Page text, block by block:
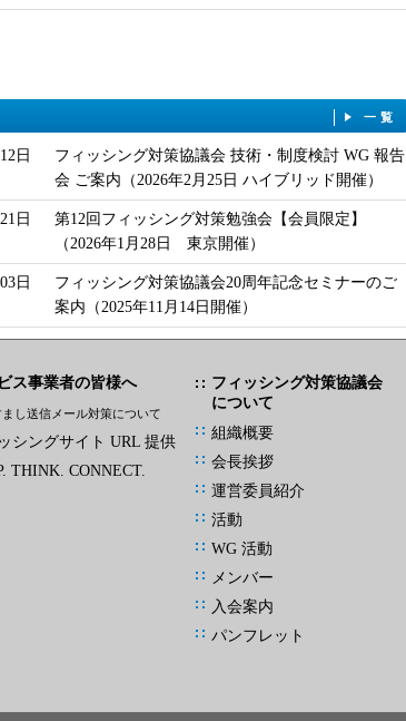
一覧
日
フィッシング対策協議会 技術・制度検討 WG 報告
会 ご案内（2026年2月25日 ハイブリッド開催）
日
第12回フィッシング対策勉強会【会員限定】
（2026年1月28日 東京開催）
日
フィッシング対策協議会20周年記念セミナーのご
案内（2025年11月14日開催）
ス事業者の皆様へ
し送信メール対策について
シングサイト URL 提供
THINK. CONNECT.
フィッシング対策協議会
について
組織概要
会長挨拶
運営委員紹介
活動
WG 活動
メンバー
入会案内
パンフレット